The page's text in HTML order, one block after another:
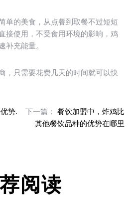
的美食，从点餐到取餐不过短短
接使用，不受食用环境的影响，鸡
补充能量。
只需要花费几天的时间就可以快
势.
下一篇： 餐饮加盟中，炸鸡比
其他餐饮品种的优势在哪里
阅读